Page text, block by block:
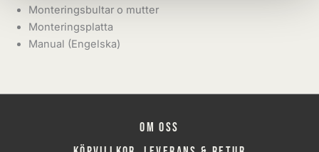
Monteringsbultar o mutter
Monteringsplatta
Manual (Engelska)
Om oss